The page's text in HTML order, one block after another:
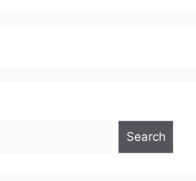
Search